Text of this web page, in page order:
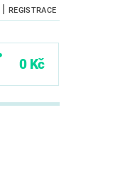
| REGISTRACE
0 Kč